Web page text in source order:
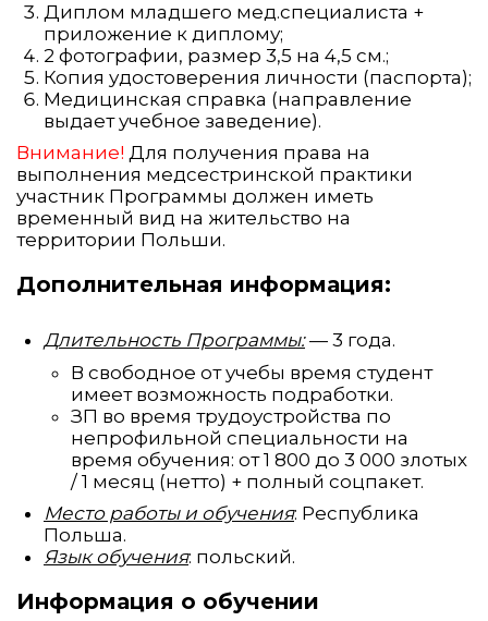
Диплом младшего мед.специалиста +
приложение к диплому;
2 фотографии, размер 3,5 на 4,5 см.;
Копия удостоверения личности (паспорта);
Медицинская справка (направление
выдает учебное заведение).
Внимание! Для получения права на
выполнения медсестринской практики
участник Программы должен иметь
временный вид на жительство на
территории Польши.
Дополнительная информация:
Длительность Программы:— 3 года.
В свободное от учебы время студент
имеет возможность подработки.
ЗП во время трудоустройства по
непрофильной специальности на
время обучения: от 1 800 до 3 000 злотых
/ 1 месяц (нетто) + полный соцпакет.
Место работы и обучения: Республика
Польша.
Язык обучения: польский.
Информация о обучении